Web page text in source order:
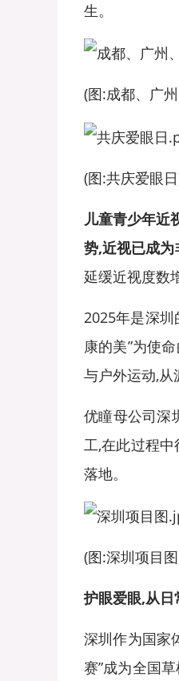
生。
(图:成都、广
(图:共庆爱眼
儿童青少年近
势,近视已成
延缓近视度数
2025年是深圳
康的美”为使
与户外运动,从
优瞳母公司深
工,在此过程
落地。
(图:深圳项目
护眼爱眼,从日
深圳作为国家
赛”成为全国